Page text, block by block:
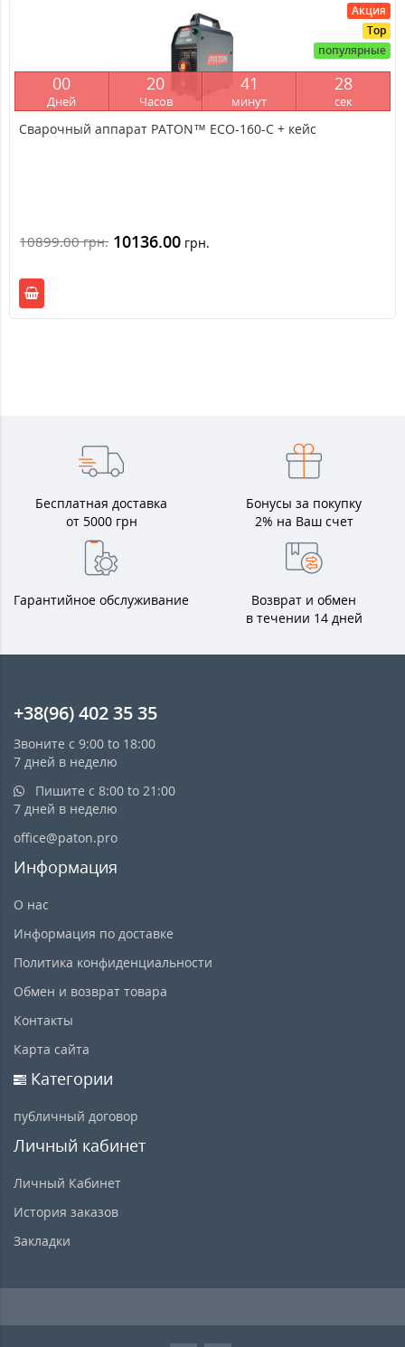
Акция
Top
популярные
00
Дней
20
Часов
41
минут
27
сек
Сварочный аппарат PATON™ ECO-160-C + кейс
10899.00грн. 10136.00 грн.
Бесплатная доставка
от 5000 грн
Бонусы за покупку
2% на Ваш счет
Гарантийное обслуживание
Возврат и обмен
в течении 14 дней
+38(96) 402 35 35
Звоните с 9:00 to 18:00
7 дней в неделю
Пишите с 8:00 to 21:00
7 дней в неделю
office@paton.pro
Информация
О нас
Информация по доставке
Политика конфиденциальности
Обмен и возврат товара
Контакты
Карта сайта
Категории
публичный договор
Личный кабинет
Личный Кабинет
История заказов
Закладки